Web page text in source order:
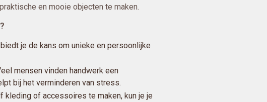
en mooie objecten te maken.
je de kans om unieke en persoonlijke
mensen vinden handwerk een
bij het verminderen van stress.
kleding of accessoires te maken, kun je je